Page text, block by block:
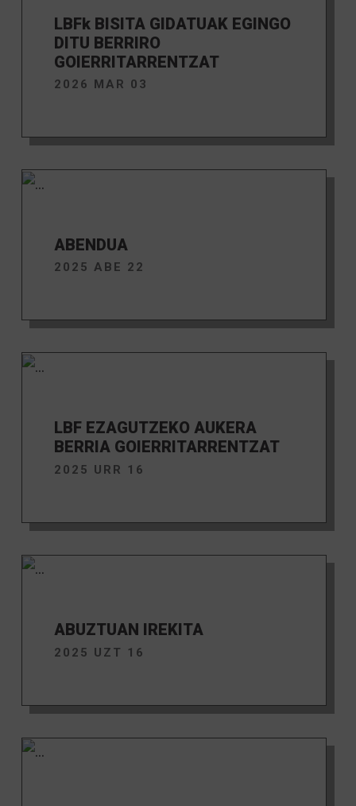
LBFk BISITA GIDATUAK EGINGO
DITU BERRIRO
GOIERRITARRENTZAT
2026 MAR 03
ABENDUA
2025 ABE 22
LBF EZAGUTZEKO AUKERA
BERRIA GOIERRITARRENTZAT
2025 URR 16
ABUZTUAN IREKITA
2025 UZT 16